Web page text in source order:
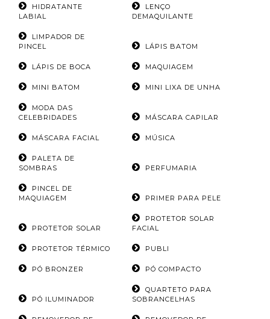
HIDRATANTE
LABIAL
LENÇO
DEMAQUILANTE
LIMPADOR DE
PINCEL
LÁPIS BATOM
LÁPIS DE BOCA MAQUIAGEM
MINI BATOM MINI LIXA DE UNHA
MODA DAS
CELEBRIDADES
MÁSCARA CAPILAR
MÁSCARA FACIAL MÚSICA
PALETA DE
SOMBRAS
PERFUMARIA
PINCEL DE
MAQUIAGEM
PRIMER PARA PELE
PROTETOR SOLAR
PROTETOR SOLAR
FACIAL
PROTETOR TÉRMICO PUBLI
PÓ BRONZER PÓ COMPACTO
PÓ ILUMINADOR
QUARTETO PARA
SOBRANCELHAS